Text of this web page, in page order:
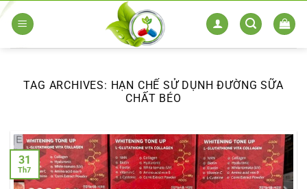
Skip
TAG ARCHIVES: HẠN CHẾ SỬ DỤNH ĐƯỜNG SỮA
CHẤT BÉO
31
Th7